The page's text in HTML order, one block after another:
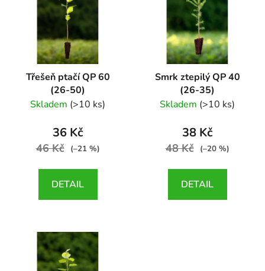
Třešeň ptačí QP 60
(26-50)
Prunus avium
Skladem (>10 ks)
36 Kč
46 Kč (–21 %)
DETAIL
Smrk ztepilý QP 40
(26-35)
Picea abies
Skladem (>10 ks)
38 Kč
48 Kč (–20 %)
DETAIL